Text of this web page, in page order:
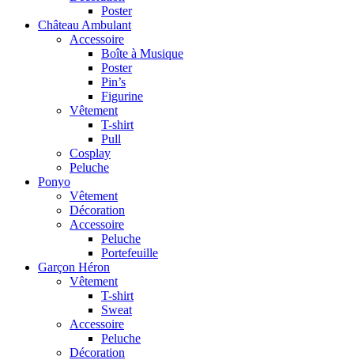
Poster
Château Ambulant
Accessoire
Boîte à Musique
Poster
Pin’s
Figurine
Vêtement
T-shirt
Pull
Cosplay
Peluche
Ponyo
Vêtement
Décoration
Accessoire
Peluche
Portefeuille
Garçon Héron
Vêtement
T-shirt
Sweat
Accessoire
Peluche
Décoration